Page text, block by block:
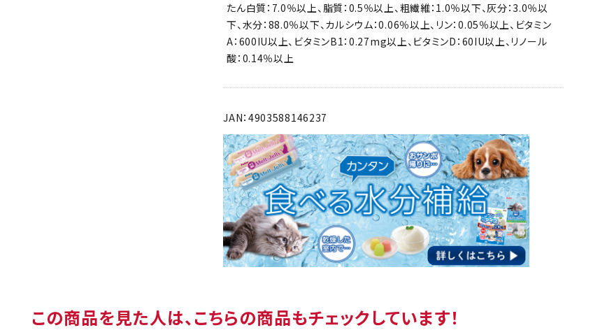
たん白質：7.0％以上、脂質：0.5％以上、粗繊維：1.0％以下、灰分：3.0％以
下、水分：88.0％以下、カルシウム：0.06％以上、リン：0.05％以上、ビタミン
A：600IU以上、ビタミンB1：0.27mg以上、ビタミンD：60IU以上、リノール
酸：0.14％以上
JAN：4903588146237
この商品を見た人は、こちらの商品もチェックしています！